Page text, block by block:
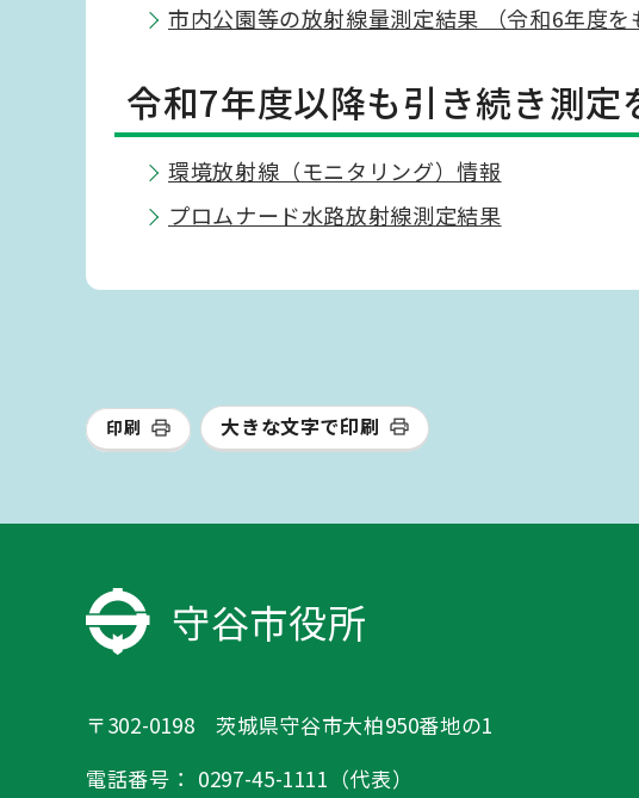
市内公園等の放射線量測定結果 （令和6年度を
令和7年度以降も引き続き測定
環境放射線（モニタリング）情報
プロムナード水路放射線測定結果
印刷 大きな文字で印刷
守谷市役所
〒302-0198 茨城県守谷市大柏950番地の1
電話番号： 0297-45-1111（代表）